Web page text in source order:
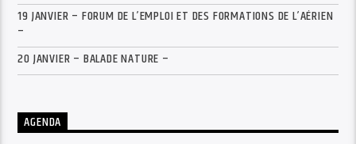
19 JANVIER – FORUM DE L’EMPLOI ET DES FORMATIONS DE L’AÉRIEN
–
20 JANVIER – BALADE NATURE –
AGENDA